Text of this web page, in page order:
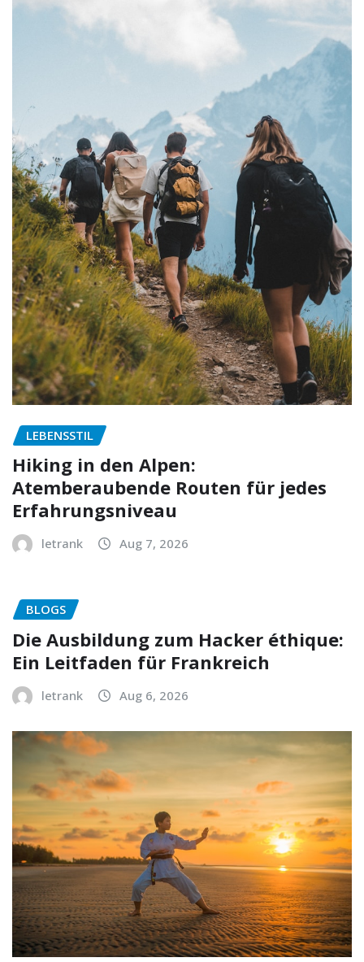
LEBENSSTIL
Hiking in den Alpen:
Atemberaubende Routen für jedes
Erfahrungsniveau
letrank Aug 7, 2026
BLOGS
Die Ausbildung zum Hacker éthique:
Ein Leitfaden für Frankreich
letrank Aug 6, 2026